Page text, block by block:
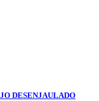
DESENJAULADO